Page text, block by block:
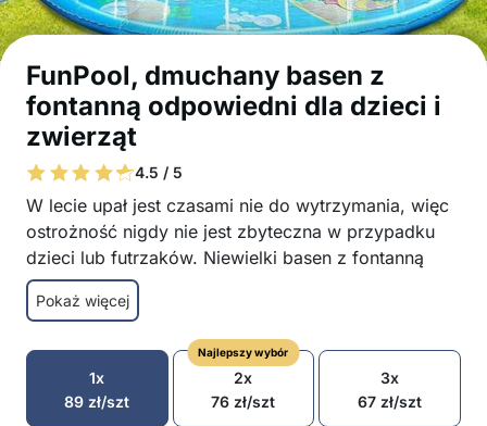
FunPool, dmuchany basen z
fontanną odpowiedni dla dzieci i
zwierząt
4.5 / 5
W lecie upał jest czasami nie do wytrzymania, więc
ostrożność nigdy nie jest zbyteczna w przypadku
dzieci lub futrzaków. Niewielki basen z fontanną
zapewni prawdziwe letnie orzeźwienie, w którym
dzieci lub zwierzaki będą się szczęśliwie bawić i co
najważniejsze – odświeżyć!
Nadmuchiwany basen z zabawną fontanną
Możesz łatwo podłączyć fontannę za pomocą
węża ogrodowego
Pokaż więcej
1x
89 zł/szt
Najlepszy wybór
2x
76 zł/szt
3x
67 zł/szt